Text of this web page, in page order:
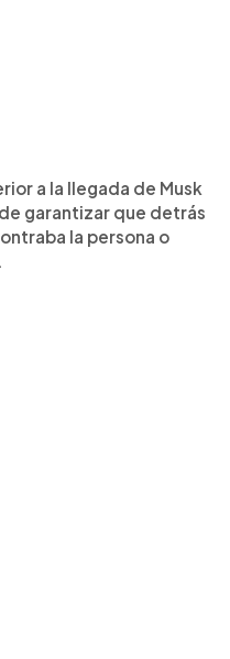
a la llegada de Musk
garantizar que detrás
la persona o